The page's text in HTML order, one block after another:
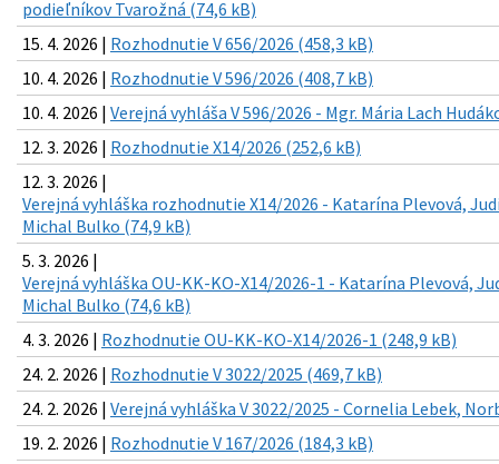
podieľníkov Tvarožná (74,6 kB)
15. 4. 2026 | Rozhodnutie V 656/2026 (458,3 kB)
10. 4. 2026 | Rozhodnutie V 596/2026 (408,7 kB)
10. 4. 2026 | Verejná vyhláša V 596/2026 - Mgr. Mária Lach
12. 3. 2026 | Rozhodnutie X14/2026 (252,6 kB)
12. 3. 2026 |
Verejná vyhláška rozhodnutie X14/2026 - Katarína Plevová,
Michal Bulko (74,9 kB)
5. 3. 2026 |
Verejná vyhláška OU-KK-KO-X14/2026-1 - Katarína Plevová,
Michal Bulko (74,6 kB)
4. 3. 2026 | Rozhodnutie OU-KK-KO-X14/2026-1 (248,9 kB)
24. 2. 2026 | Rozhodnutie V 3022/2025 (469,7 kB)
24. 2. 2026 | Verejná vyhláška V 3022/2025 - Cornelia Lebek,
19. 2. 2026 | Rozhodnutie V 167/2026 (184,3 kB)